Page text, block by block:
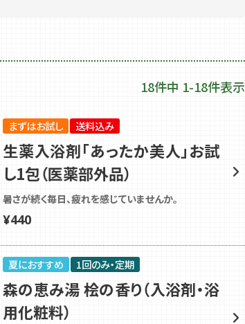
18件中 1-18件表示
まずはお試し 送料込み
生薬入浴剤「あったか美人」お試
し1包（医薬部外品）
暑さが続く毎日、疲れを感じていませんか。
¥440
夏におすすめ 1回のみ・定期
森の恵み湯 桧の香り（入浴剤・浴
用化粧料）